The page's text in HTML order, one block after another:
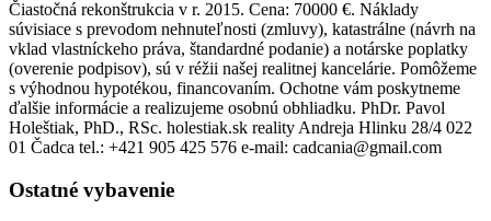
Čiastočná rekonštrukcia v r. 2015. Cena: 70000 €. Náklady
súvisiace s prevodom nehnuteľnosti (zmluvy), katastrálne (návrh na
vklad vlastníckeho práva, štandardné podanie) a notárske poplatky
(overenie podpisov), sú v réžii našej realitnej kancelárie. Pomôžeme
s výhodnou hypotékou, financovaním. Ochotne vám poskytneme
ďalšie informácie a realizujeme osobnú obhliadku. PhDr. Pavol
Holeštiak, PhD., RSc. holestiak.sk reality Andreja Hlinku 28/4 022
01 Čadca tel.: +421 905 425 576 e-mail: cadcania@gmail.com
Ostatné vybavenie